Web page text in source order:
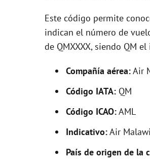
Este código permite
indican el número de
de QMXXXX, siendo QM
Compañía aérea:Air
Código IATA: QM
Código ICAO:AML
Indicativo:Air Malawi
País de origen de la